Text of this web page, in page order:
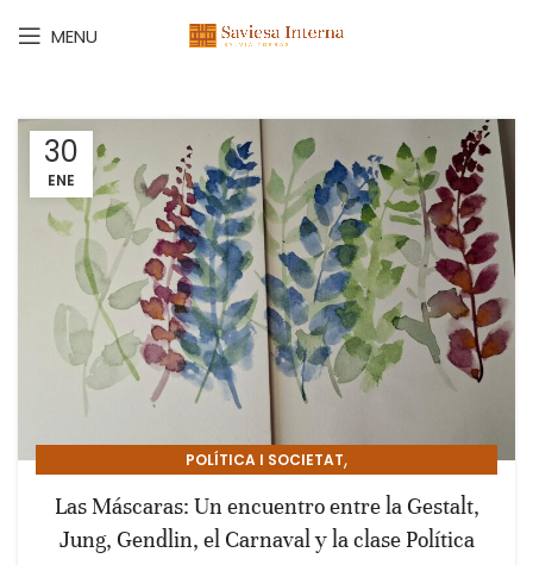
MENU
30
ENE
POLÍTICA I SOCIETAT,
Las Máscaras: Un encuentro entre la Gestalt,
Jung, Gendlin, el Carnaval y la clase Política